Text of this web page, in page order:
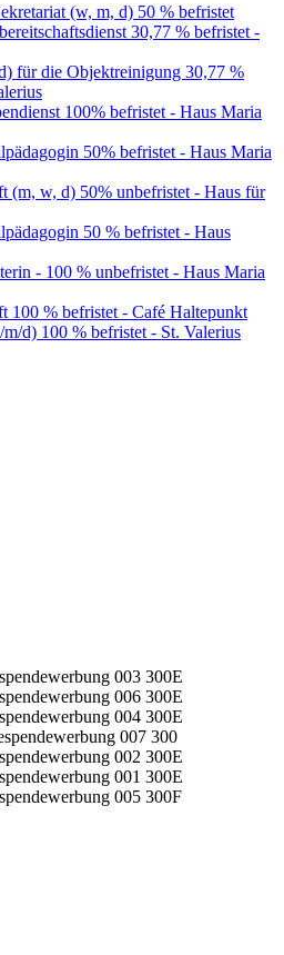
(w, m, d) 50 % befristet
30,77 % befristet -
für die Objektreinigung 30,77 %
100% befristet - Haus Maria
50% befristet - Haus Maria
(m, w, d) 50% unbefristet - Haus für
50 % befristet - Haus
- 100 % unbefristet - Haus Maria
100 % befristet - Café Haltepunkt
d) 100 % befristet - St. Valerius